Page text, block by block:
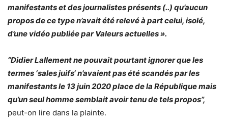
manifestants et des journalistes présents (..) qu’aucun
propos de ce type n’avait été relevé à part celui, isolé,
d’une vidéo publiée par Valeurs actuelles ».
“Didier Lallement ne pouvait pourtant ignorer que les
termes ‘sales juifs‘ n’avaient pas été scandés par les
manifestants le 13 juin 2020 place de la République mais
qu’un seul homme semblait avoir tenu de tels propos”,
peut-on lire dans la plainte.